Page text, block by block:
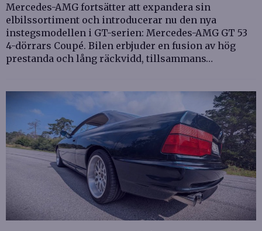
Mercedes-AMG fortsätter att expandera sin
elbilssortiment och introducerar nu den nya
instegsmodellen i GT-serien: Mercedes-AMG GT 53
4-dörrars Coupé. Bilen erbjuder en fusion av hög
prestanda och lång räckvidd, tillsammans…